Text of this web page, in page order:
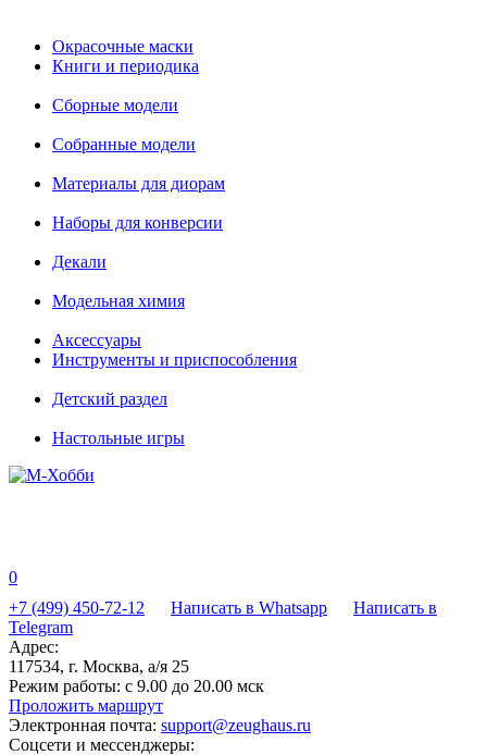
Окрасочные маски
Книги и периодика
Сборные модели
Собранные модели
Материалы для диорам
Наборы для конверсии
Декали
Модельная химия
Аксессуары
Инструменты и приспособления
Детский раздел
Настольные игры
0
+7 (499) 450-72-12
Написать в Whatsapp
Написать в
Telegram
Адрес:
117534, г. Москва, а/я 25
Режим работы: с 9.00 до 20.00 мск
Проложить маршрут
Электронная почта: support@zeughaus.ru
Соцсети и мессенджеры: